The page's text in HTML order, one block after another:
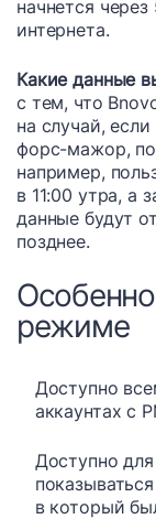
начнется
интернета.
Какие данные
с тем, что
на случай,
форс-мажор,
например,
в 11:00 утра, а
данные будут
позднее.
режиме
Доступно
аккаунтах с
Доступно
в который